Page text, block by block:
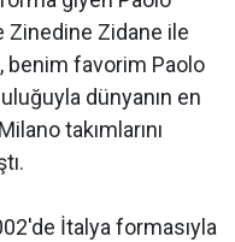
Zinedine Zidane ile
benim favorim Paolo
dünyanın en
takımlarını
İtalya formasıyla